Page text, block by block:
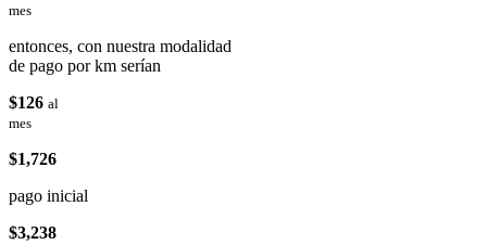
mes
entonces, con nuestra modalidad
de pago por km serían
$126 al
mes
$1,726
pago inicial
$3,238